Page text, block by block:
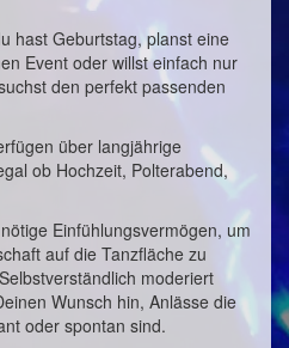
hast Geburtstag, planst eine
Event oder willst einfach nur
den perfekt passenden
über langjährige
ob Hochzeit, Polterabend,
Einfühlungsvermögen, um
auf die Tanzfläche zu
moderiert
Wunsch hin, Anlässe die
oder spontan sind.